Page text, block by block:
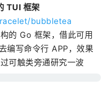
TUI 框架
bubbletea
的 Go 框架，借此可用
编写命令行 APP，效果
可触类旁通研究一波